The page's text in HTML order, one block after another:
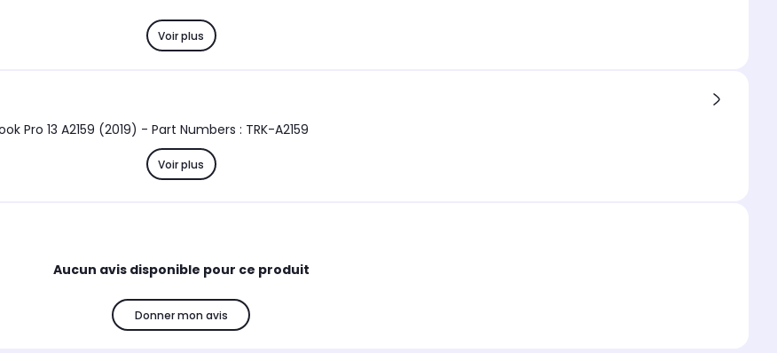
Voir plus
Pièce détachée d'origine - Trackpad Gris Sideral pour MacBook Pro 13 A2159 (2019) - Part Numbers : TRK-A2159
Voir plus
Aucun avis disponible pour ce produit
Donner mon avis